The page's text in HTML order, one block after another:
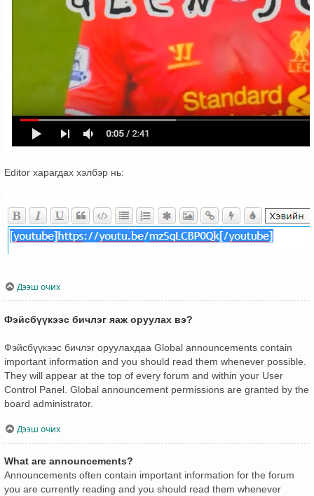
Editor харагдах хэлбэр нь:
Дээш очих
Фэйсбүүкээс бичлэг яаж оруулах вэ?
Фэйсбүүкээс бичлэг оруулахдаа Global announcements contain
important information and you should read them whenever possible.
They will appear at the top of every forum and within your User
Control Panel. Global announcement permissions are granted by the
board administrator.
Дээш очих
What are announcements?
Announcements often contain important information for the forum
you are currently reading and you should read them whenever